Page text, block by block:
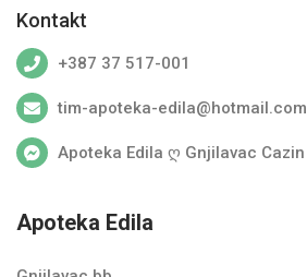
Kontakt
+387 37 517-001
tim-apoteka-edila@hotmail.com
Apoteka Edila ღ Gnjilavac Cazin
Apoteka Edila